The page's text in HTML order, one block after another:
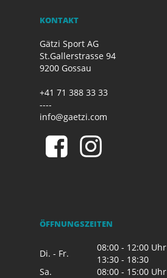
KONTAKT
Gätzi Sport AG
St.Gallerstrasse 94
9200 Gossau
+41 71 388 33 33
----
info@gaetzi.com
ÖFFNUNGSZEITEN
Di. - Fr.
08:00 - 12:00 Uhr
13:30 - 18:30
Sa.
08:00 - 15:00 Uhr